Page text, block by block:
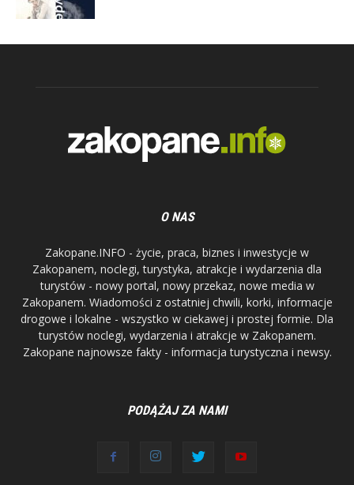
O NAS
Zakopane.INFO - życie, praca, biznes i inwestycje w
Zakopanem, noclegi, turystyka, atrakcje i wydarzenia dla
turystów - nowy portal, nowy przekaz, nowe media w
Zakopanem. Wiadomości z ostatniej chwili, korki, informacje
drogowe i lokalne - wszystko w ciekawej i prostej formie. Dla
turystów noclegi, wydarzenia i atrakcje w Zakopanem.
Zakopane najnowsze fakty - informacja turystyczna i newsy.
PODĄŻAJ ZA NAMI